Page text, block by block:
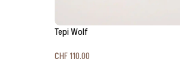
Tepi Wolf
CHF110.00